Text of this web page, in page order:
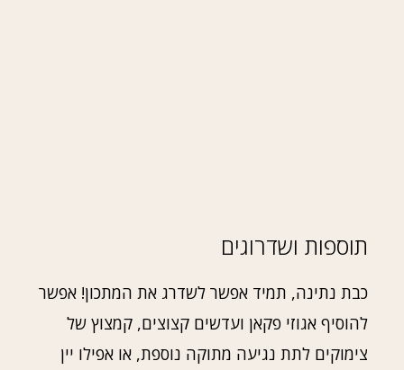
תוספות ושדרוגים
כבת נתינה, תמיד אפשר לשדרג את המתכון! אפשר
להוסיף אגוזי פקאן ועדשים קצוצים, קמצוץ של
צימוקים לתת נגיעה מתוקה נוספת, או אפילו יין